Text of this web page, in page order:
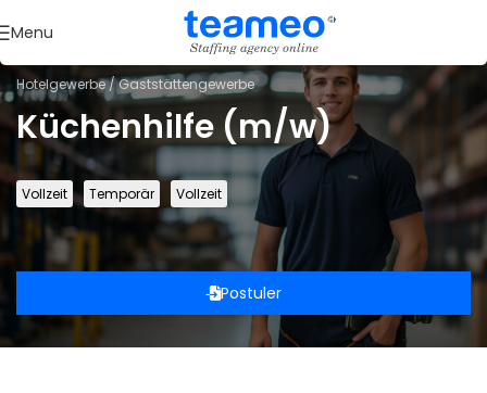
Menu
Hotelgewerbe / Gaststättengewerbe
Küchenhilfe (m/w)
Vollzeit Temporär Vollzeit
Postuler